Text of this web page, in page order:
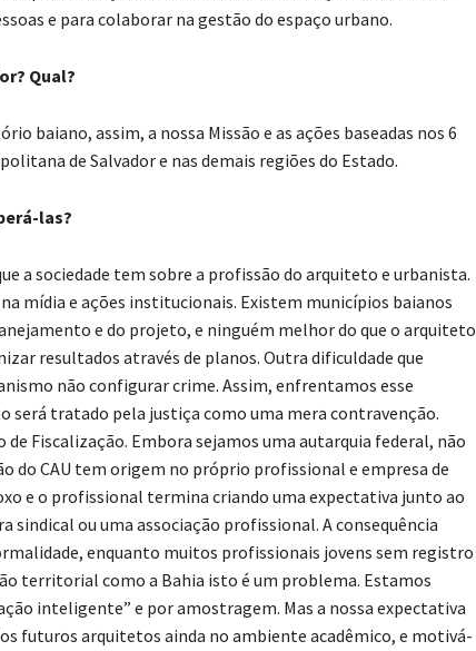
e para colaborar na gestão do espaço urbano.
Qual?
baiano, assim, a nossa Missão e as ações baseadas nos 6
de Salvador e nas demais regiões do Estado.
las?
a sociedade tem sobre a profissão do arquiteto e urbanista.
mídia e ações institucionais. Existem municípios baianos
e do projeto, e ninguém melhor do que o arquiteto
resultados através de planos. Outra dificuldade que
não configurar crime. Assim, enfrentamos esse
será tratado pela justiça como uma mera contravenção.
Fiscalização. Embora sejamos uma autarquia federal, não
do CAU tem origem no próprio profissional e empresa de
e o profissional termina criando uma expectativa junto ao
sindical ou uma associação profissional. A consequência
enquanto muitos profissionais jovens sem registro
territorial como a Bahia isto é um problema. Estamos
inteligente” e por amostragem. Mas a nossa expectativa
futuros arquitetos ainda no ambiente acadêmico, e motivá-